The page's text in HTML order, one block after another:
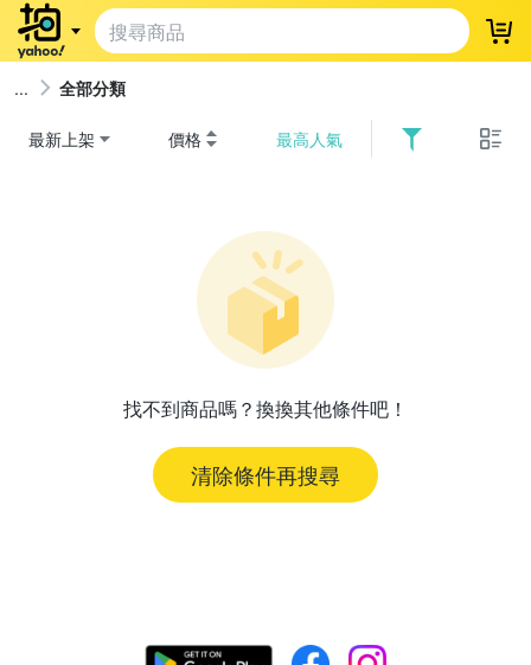
登
全部分類
最新上架 價格 最高人氣
找不到商品嗎？換換其他條件吧！
清除條件再搜尋